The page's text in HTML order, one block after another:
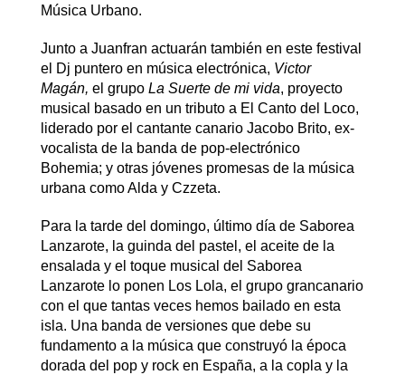
Música Urbano.
Junto a Juanfran actuarán también en este festival
el Dj puntero en música electrónica, Victor
Magán, el grupo La Suerte de mi vida, proyecto
musical basado en un tributo a El Canto del Loco,
liderado por el cantante canario Jacobo Brito, ex-
vocalista de la banda de pop-electrónico
Bohemia; y otras jóvenes promesas de la música
urbana como Alda y Czzeta.
Para la tarde del domingo, último día de Saborea
Lanzarote, la guinda del pastel, el aceite de la
ensalada y el toque musical del Saborea
Lanzarote lo ponen Los Lola, el grupo grancanario
con el que tantas veces hemos bailado en esta
isla. Una banda de versiones que debe su
fundamento a la música que construyó la época
dorada del pop y rock en España, a la copla y la